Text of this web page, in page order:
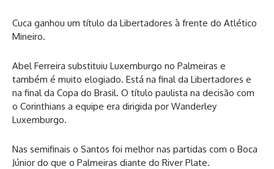
Cuca ganhou um título da Libertadores à frente do Atlético
Mineiro.
Abel Ferreira substituiu Luxemburgo no Palmeiras e
também é muito elogiado. Está na final da Libertadores e
na final da Copa do Brasil. O título paulista na decisão com
o Corinthians a equipe era dirigida por Wanderley
Luxemburgo.
Nas semifinais o Santos foi melhor nas partidas com o Boca
Júnior do que o Palmeiras diante do River Plate.